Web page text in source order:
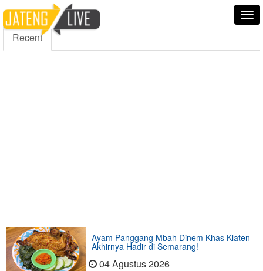
5000 Fans Followers
Recent
Ayam Panggang Mbah Dinem Khas Klaten
Akhirnya Hadir di Semarang!
04 Agustus 2026